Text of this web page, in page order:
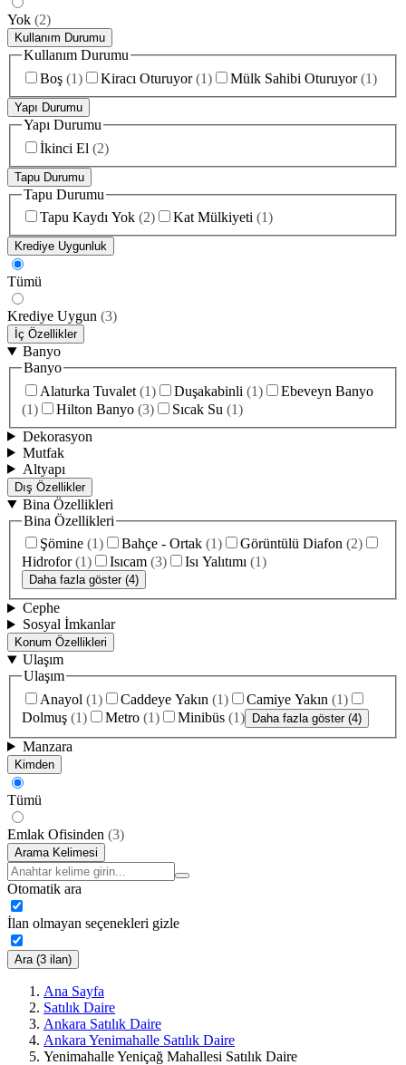
Yok (2)
Kullanım Durumu
Kullanım Durumu
Boş (1) Kiracı Oturuyor (1) Mülk Sahibi Oturuyor (1)
Yapı Durumu
Yapı Durumu
İkinci El (2)
Tapu Durumu
Tapu Durumu
Tapu Kaydı Yok (2) Kat Mülkiyeti (1)
Krediye Uygunluk
Tümü
Krediye Uygun (3)
İç Özellikler
Banyo
Banyo
Alaturka Tuvalet (1) Duşakabinli (1)
Ebeveyn Banyo
(1) Hilton Banyo (3) Sıcak Su (1)
Dekorasyon
Mutfak
Altyapı
Dış Özellikler
Bina Özellikleri
Bina Özellikleri
Şömine (1) Bahçe - Ortak (1) Görüntülü Diafon (2)
Hidrofor (1) Isıcam (3) Isı Yalıtımı (1)
Daha fazla göster (4)
Cephe
Sosyal İmkanlar
Konum Özellikleri
Ulaşım
Ulaşım
Anayol (1) Caddeye Yakın (1) Camiye Yakın (1)
Dolmuş (1) Metro (1) Minibüs (1) Daha fazla göster (4)
Manzara
Kimden
Tümü
Emlak Ofisinden (3)
Arama Kelimesi
Otomatik ara
İlan olmayan seçenekleri gizle
Ara (3 ilan)
Ana Sayfa
Satılık Daire
Ankara Satılık Daire
Ankara Yenimahalle Satılık Daire
Yenimahalle Yeniçağ Mahallesi Satılık Daire